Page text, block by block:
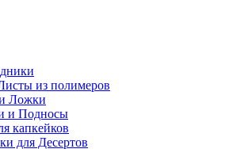
из полимеров
Ложки
и Подносы
капкейков
для Десертов